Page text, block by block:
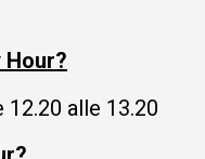
Hour?
alle 13.20